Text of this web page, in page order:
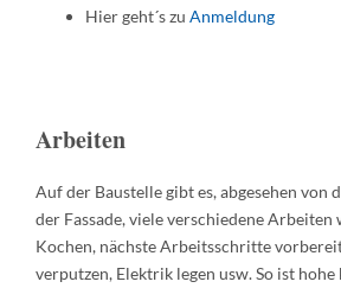
Hier geht´s zu Anmeldung
Arbeiten
Auf der Baustelle gibt es, abgesehen von
der Fassade, viele verschiedene Arbeiten
Kochen, nächste Arbeitsschritte
verputzen, Elektrik legen usw. So ist